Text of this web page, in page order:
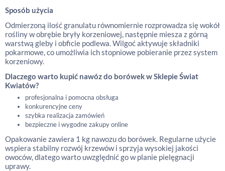
Sposób użycia
Odmierzoną ilość granulatu równomiernie rozprowadza się wokół
rośliny w obrębie bryły korzeniowej, następnie miesza z górną
warstwą gleby i obficie podlewa. Wilgoć aktywuje składniki
pokarmowe, co umożliwia ich stopniowe pobieranie przez system
korzeniowy.
Dlaczego warto kupić nawóz do borówek w Sklepie Świat
Kwiatów?
profesjonalna i pomocna obsługa
konkurencyjne ceny
szybka realizacja zamówień
bezpieczne i wygodne zakupy online
Opakowanie zawiera 1 kg nawozu do borówek. Regularne użycie
wspiera stabilny rozwój krzewów i sprzyja wysokiej jakości
owoców, dlatego warto uwzględnić go w planie pielęgnacji
uprawy.